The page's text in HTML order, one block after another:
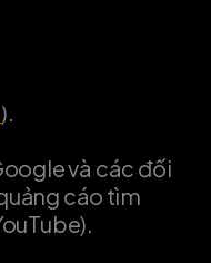
).
và các đối
cáo tìm